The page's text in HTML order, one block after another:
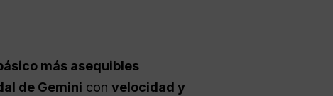
más asequibles
de Gemini con velocidad y